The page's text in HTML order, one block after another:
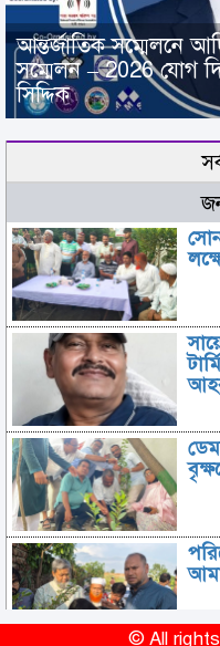
আন্তর্জাতিক সম্মেলনে
সম্মেলন – 2026 যোগ
সিদ্দিক
© All